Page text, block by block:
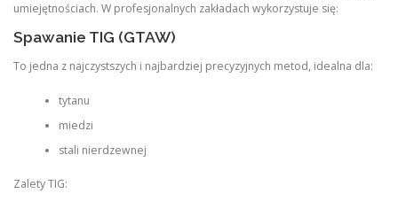
umiejętnościach. W profesjonalnych zakładach wykorzystuje się:
Spawanie TIG (GTAW)
To jedna z najczystszych i najbardziej precyzyjnych metod, idealna dla:
tytanu
miedzi
stali nierdzewnej
Zalety TIG: